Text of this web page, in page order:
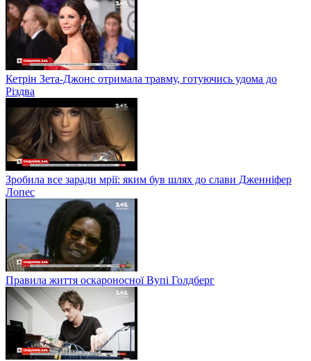
Кетрін Зета-Джонс отримала травму, готуючись удома до
Різдва
Зробила все заради мрії: яким був шлях до слави Дженніфер
Лопес
Правила життя оскароносної Вупі Голдберг